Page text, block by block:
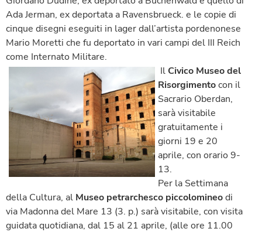
Ada Jerman, ex deportata a Ravensbrueck. e le copie di
cinque disegni eseguiti in lager dall’artista pordenonese
Mario Moretti che fu deportato in vari campi del III Reich
come Internato Militare.
IlCivico Museo del
Risorgimentocon il
Sacrario Oberdan,
sarà visitabile
gratuitamente i
giorni 19 e 20
aprile, con orario 9-
13.
Per la Settimana
della Cultura, al Museo petrarchesco piccolomineodi
via Madonna del Mare 13 (3. p.) sarà visitabile, con visita
guidata quotidiana, dal 15 al 21 aprile, (alle ore 11.00